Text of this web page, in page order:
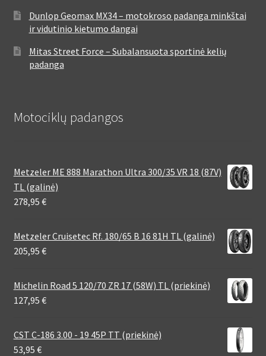
Dunlop Geomax MX34 – motokroso padanga minkštai
ir vidutinio kietumo dangai
Mitas Street Force – Subalansuota sportinė kelių
padanga
Motociklų padangos
Metzeler ME 888 Marathon Ultra 300/35 VR 18 (87V)
TL (galinė)
278,95 €
Metzeler Cruisetec Rf. 180/65 B 16 81H TL (galinė)
205,95 €
Michelin Road 5 120/70 ZR 17 (58W) TL (priekinė)
127,95 €
CST C-186 3.00 - 19 45P TT (priekinė)
53,95 €